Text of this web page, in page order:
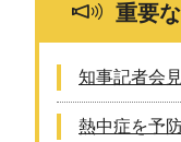
重要
知事記者会
熱中症を予